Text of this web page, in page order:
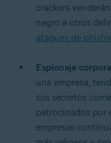
crackers
negro a otros
ataques de
Espionaje
una empresa,
sus secretos
patrocinados por
empresas